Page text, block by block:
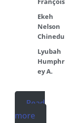
Ekeh
Nelson
Chinedu
Lyubah
Humphr
ey A.
Read
more